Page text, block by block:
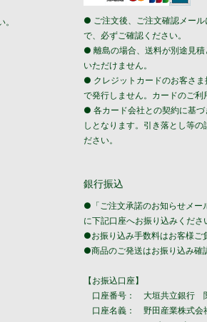
● ご注文後、ご注文確認メー
で、必ずご確認ください。
● 離島の場合、送料が別途見
いただけません。
● クレジットカードのお客さ
で発行しません。カードのご利
● 各カード会社との契約に基
しとなります。引き落とし等
ださい。
銀行振込
●「ご注文承諾のお知らせメー
に下記口座へお振り込みくださ
●お振り込み手数料はお客様ご
●商品のご発送はお振り込み確
【お振込口座】
口座番号： 大垣共立銀行
口座名義： 野田産業株式会